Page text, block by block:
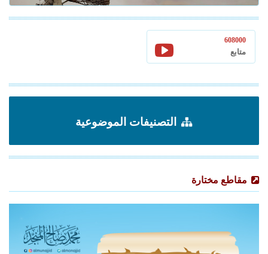
608000
متابع
التصنيفات الموضوعية
مقاطع مختارة